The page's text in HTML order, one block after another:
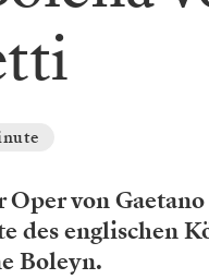
von
des englischen
Boleyn.